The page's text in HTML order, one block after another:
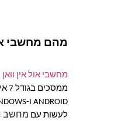
מהם מחשבי
מחשבי אול אין וואן
לעשות עם מחשב all in one.